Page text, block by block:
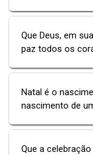
Que Deus, em
paz todos os
Natal é o
nascimento de
Que a